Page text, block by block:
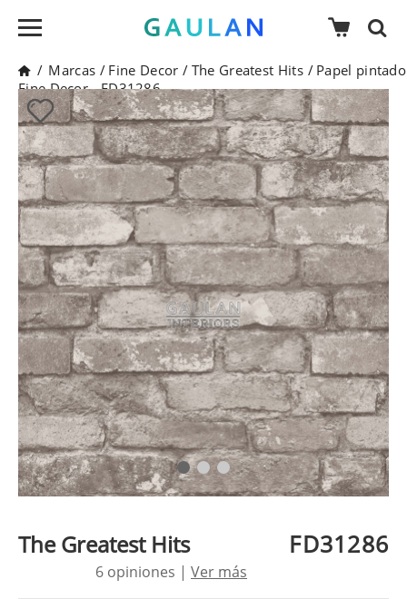
/ Marcas / Fine Decor / The Greatest Hits / Papel pintado
Fine Decor - FD31286
The Greatest Hits FD31286
6 opiniones | Ver más